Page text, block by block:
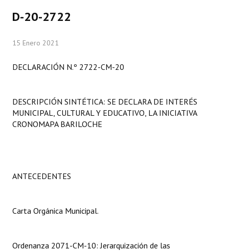
Comisiones Especiales
Programas
Constitución Provincial
Digesto
D-20-2722
15 Enero 2021
DECLARACIÓN N.º 2722-CM-20
DESCRIPCIÓN SINTÉTICA: SE DECLARA DE INTERÉS
MUNICIPAL, CULTURAL Y EDUCATIVO, LA INICIATIVA
CRONOMAPA BARILOCHE
ANTECEDENTES
Carta Orgánica Municipal.
Ordenanza 2071-CM-10: Jerarquización de las